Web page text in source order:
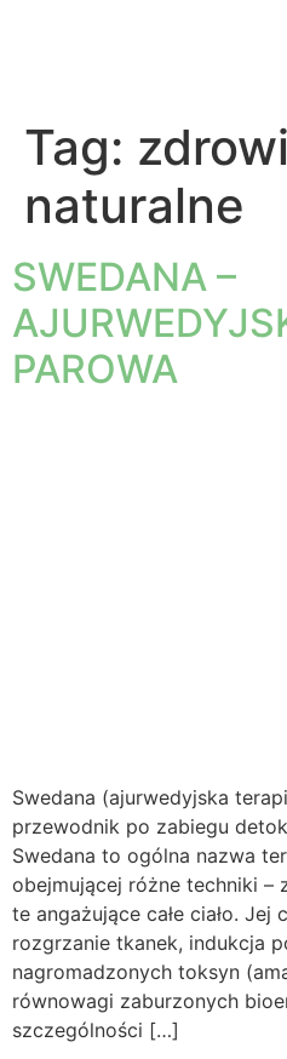
Tag:
naturalne
SWEDANA –
PAROWA
Swedana (ajurwedyjska
przewodnik po zabiegu
Swedana to ogólna nazwa
obejmującej różne techniki –
te angażujące całe ciało. Jej
rozgrzanie tkanek, indukcja
nagromadzonych toksyn
równowagi zaburzonych
szczególności […]